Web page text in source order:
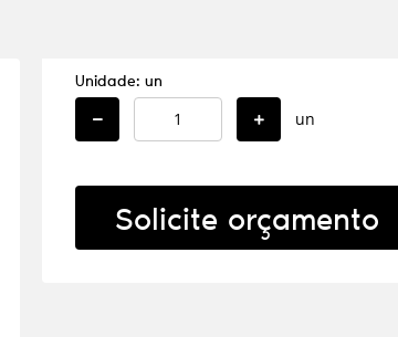
Unidade: un
un
Solicite orçamento